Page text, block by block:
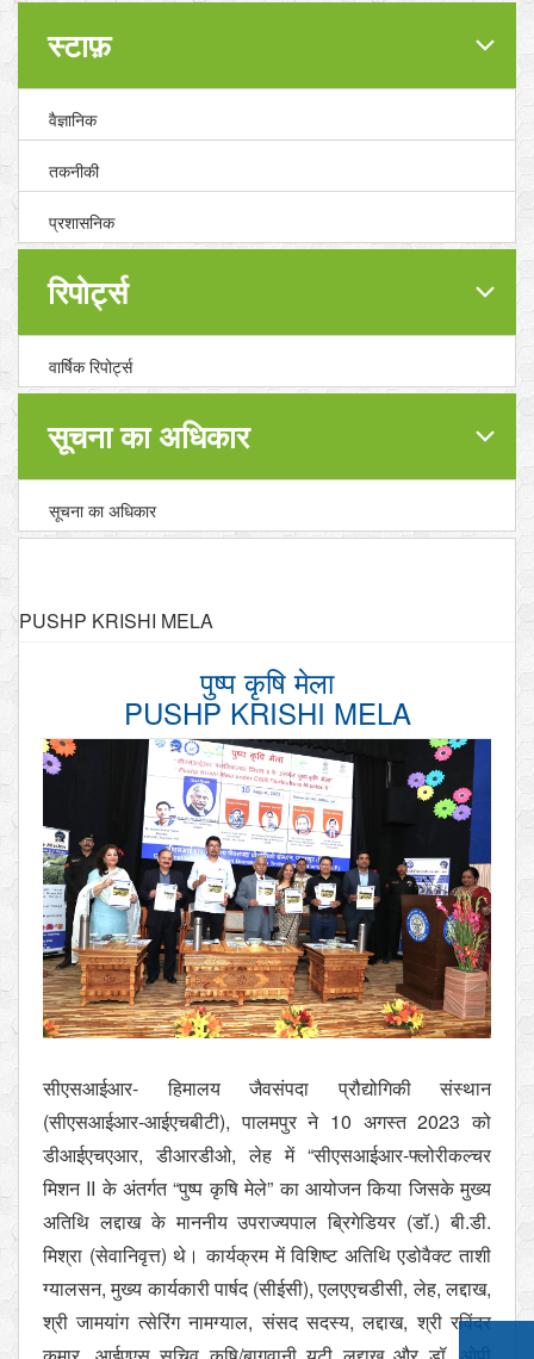
स्टाफ़
वैज्ञानिक
तकनीकी
प्रशासनिक
रिपोर्ट्स
वार्षिक रिपोर्ट्स
सूचना का अधिकार
सूचना का अधिकार
PUSHP KRISHI MELA
पुष्प कृषि मेला
PUSHP KRISHI MELA
सीएसआईआर- हिमालय जैवसंपदा प्रौद्योगिकी संस्थान
(सीएसआईआर-आईएचबीटी), पालमपुर ने 10 अगस्त 2023 को
डीआईएचएआर, डीआरडीओ, लेह में “सीएसआईआर-फ्लोरीकल्चर
मिशन II के अंतर्गत “पुष्प कृषि मेले” का आयोजन किया जिसके मुख्य
अतिथि लद्दाख के माननीय उपराज्यपाल ब्रिगेडियर (डॉ.) बी.डी.
मिश्रा (सेवानिवृत्त) थे। कार्यक्रम में विशिष्ट अतिथि एडोवैक्ट ताशी
ग्यालसन, मुख्य कार्यकारी पार्षद (सीईसी), एलएएचडीसी, लेह, लद्दाख,
श्री जामयांग त्सेरिंग नामग्याल, संसद सदस्य, लद्दाख, श्री रविंदर